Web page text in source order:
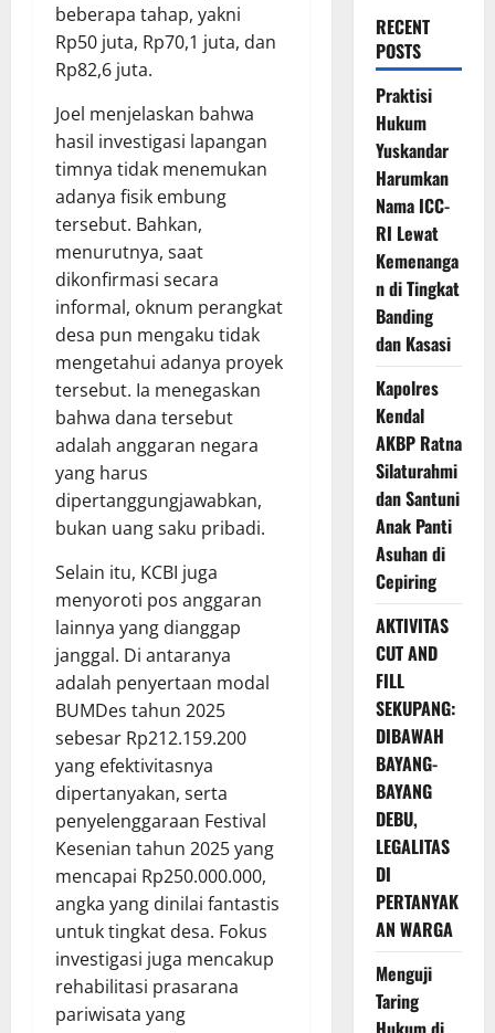
beberapa tahap, yakni
Rp50 juta, Rp70,1 juta, dan
Rp82,6 juta.
Joel menjelaskan bahwa
hasil investigasi lapangan
timnya tidak menemukan
adanya fisik embung
tersebut. Bahkan,
menurutnya, saat
dikonfirmasi secara
informal, oknum perangkat
desa pun mengaku tidak
mengetahui adanya proyek
tersebut. Ia menegaskan
bahwa dana tersebut
adalah anggaran negara
yang harus
dipertanggungjawabkan,
bukan uang saku pribadi.
Selain itu, KCBI juga
menyoroti pos anggaran
lainnya yang dianggap
janggal. Di antaranya
adalah penyertaan modal
BUMDes tahun 2025
sebesar Rp212.159.200
yang efektivitasnya
dipertanyakan, serta
penyelenggaraan Festival
Kesenian tahun 2025 yang
mencapai Rp250.000.000,
angka yang dinilai fantastis
untuk tingkat desa. Fokus
investigasi juga mencakup
rehabilitasi prasarana
pariwisata yang
RECENT
POSTS
Praktisi
Hukum
Yuskandar
Harumkan
Nama ICC-
RI Lewat
Kemenanga
n di Tingkat
Banding
dan Kasasi
Kapolres
Kendal
AKBP Ratna
Silaturahmi
dan Santuni
Anak Panti
Asuhan di
Cepiring
AKTIVITAS
CUT AND
FILL
SEKUPANG:
DIBAWAH
BAYANG-
BAYANG
DEBU,
LEGALITAS
DI
PERTANYAK
AN WARGA
Menguji
Taring